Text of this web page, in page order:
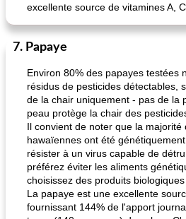
excellente source de vitamines A,
7. Papaye
Environ 80% des papayes testées
résidus de pesticides détectables,
de la chair uniquement - pas de la
peau protège la chair des
Il convient de noter que la majorité
hawaïennes ont été
résister à un virus capable de
préférez éviter les aliments
choisissez des produits biologiques
La papaye est une excellente
fournissant 144% de l'apport